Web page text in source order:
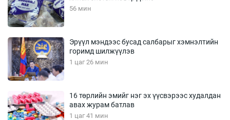
56 мин
Эрүүл мэндээс бусад салбарыг хэмнэлтийн
горимд шилжүүлэв
1 цаг 26 мин
16 төрлийн эмийг нэг эх үүсвэрээс худалдан
авах журам батлав
1 цаг 41 мин